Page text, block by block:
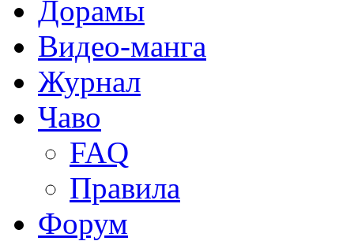
Дорамы
Видео-манга
Журнал
Чаво
FAQ
Правила
Форум